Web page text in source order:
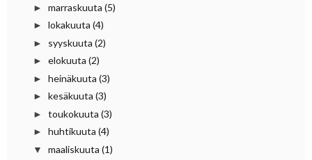
► marraskuuta (5)
► lokakuuta (4)
► syyskuuta (2)
► elokuuta (2)
► heinäkuuta (3)
► kesäkuuta (3)
► toukokuuta (3)
► huhtikuuta (4)
▼ maaliskuuta (1)